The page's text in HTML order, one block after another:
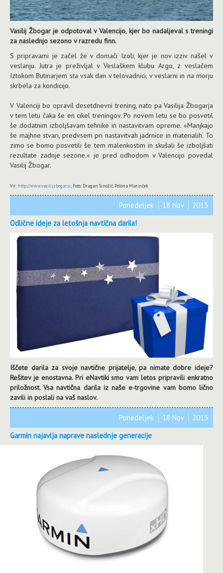
Vasilij Žbogar je odpotoval v Valencijo, kjer bo nadaljeval s treningi
za naslednjo sezono v razredu finn.
S pripravami je začel že v domači Izoli, kjer je nov izziv našel v
veslanju. Jutra je preživljal v Veslaškem klubu Argo, z veslačem
Iztokom Butinarjem sta vsak dan v telovadnici, v veslarni in na morju
skrbela za kondicijo.
V Valenciji bo opravil desetdnevni trening, nato pa Vasilija Žbogarja
v tem letu čaka še en cikel treningov. Po novem letu se bo posvetil
še dodatnim izboljšavam tehnike in nastavitvam opreme. »Manjkajo
še majhne stvari, predvsem pri nastavitvah jadrnice in materialih. To
zimo se bomo posvetili še tem malenkostim in skušali še izboljšati
rezultate zadnje sezone.« je pred odhodom v Valencijo povedal
Vasilij Žbogar.
Vir: http://www.vasilijzbogar.si; Foto: Dragan Sinožič, Polona Marinček
Odlične ideje za letošnja navtična darila!
Iščete darila za svoje navtične prijatelje, pa nimate dobre ideje?
Rešitev je enostavna. Pri eNavtiki smo vam letos pripravili enkratno
priložnost. Vsa navtična darila iz naše e-trgovine vam bomo lično
zavili in poslali na vaš naslov.
Ponedeljek 18 Nov 2013
Garmin najavlja naprave naslednje generacije
Ponedeljek 18 Nov 2013